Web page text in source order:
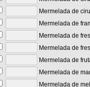
Mermelada de
Mermelada de
Mermelada de
Mermelada de
Mermelada de
Mermelada de
Mermelada de